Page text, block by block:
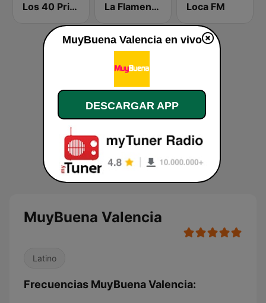
Los 40 Principales La Flamenca Loca FM
MuyBuena Valencia
Latino
Frecuencias MuyBuena Valencia:
MuyBuena Valencia en vivo
DESCARGAR APP